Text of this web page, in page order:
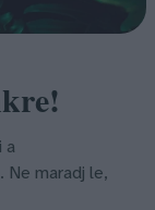
a
maradj le,